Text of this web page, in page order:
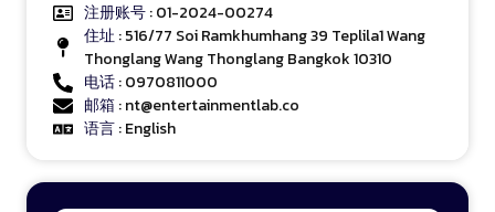
注册账号: 01-2024-00274
住址: 516/77 Soi Ramkhumhang 39 Teplila1 Wang
Thonglang Wang Thonglang Bangkok 10310
电话: 0970811000
邮箱: nt@entertainmentlab.co
语言: English